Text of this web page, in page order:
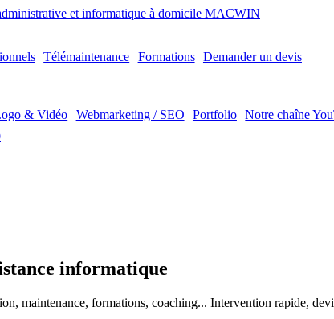
MACWIN
Télémaintenance Formations
Demander un devis
& Vidéo Webmarketing / SEO Portfolio Notre chaîne
informatique
maintenance, formations, coaching... Intervention rapide,